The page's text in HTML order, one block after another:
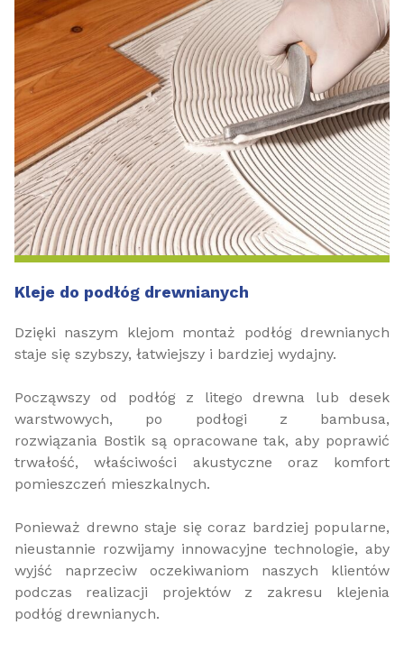
Kleje do podłóg drewnianych
Dzięki naszym klejom montaż podłóg drewnianych
staje się szybszy, łatwiejszy i bardziej wydajny.
Począwszy od podłóg z litego drewna lub desek
warstwowych, po podłogi z bambusa,
rozwiązania Bostik są opracowane tak, aby poprawić
trwałość, właściwości akustyczne oraz komfort
pomieszczeń mieszkalnych.
Ponieważ drewno staje się coraz bardziej popularne,
nieustannie rozwijamy innowacyjne technologie, aby
wyjść naprzeciw oczekiwaniom naszych klientów
podczas realizacji projektów z zakresu klejenia
podłóg drewnianych.